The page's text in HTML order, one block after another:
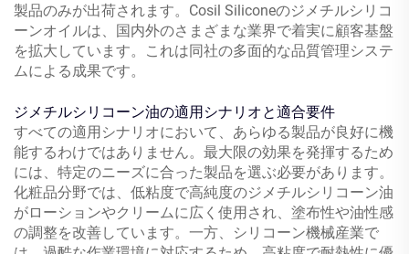
製品のみが出荷されます。Cosil Siliconeのジメチルシリコ
ーンオイルは、国内外のさまざまな業界で着実に顧客基盤
を拡大しています。これは同社の多面的な品質管理システ
ムによる成果です。
ジメチルシリコーン油の適用シナリオと適合要件
すべての適用シナリオにおいて、あらゆる製品が良好に機
能するわけではありません。最大限の効果を発揮するため
には、特定のニーズに合った製品を選ぶ必要があります。
化粧品分野では、低粘度で高純度のジメチルシリコーン油
がローションやクリームに広く使用され、塗布性や油性感
の調整を改善しています。一方、シリコーン機械産業で